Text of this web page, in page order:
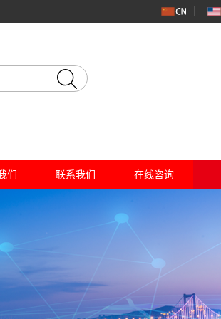
们 联系我们 在线咨询